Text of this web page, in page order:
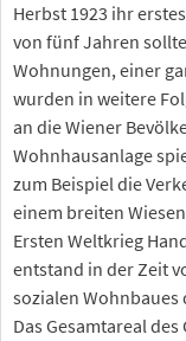
Herbst 1923 ihr
von fünf Jahren
Wohnungen, einer
wurden in weitere
an die Wiener
Wohnhausanlage
zum Beispiel die
einem breiten
Ersten Weltkrieg
entstand in der Zeit
sozialen
Das Gesamtareal